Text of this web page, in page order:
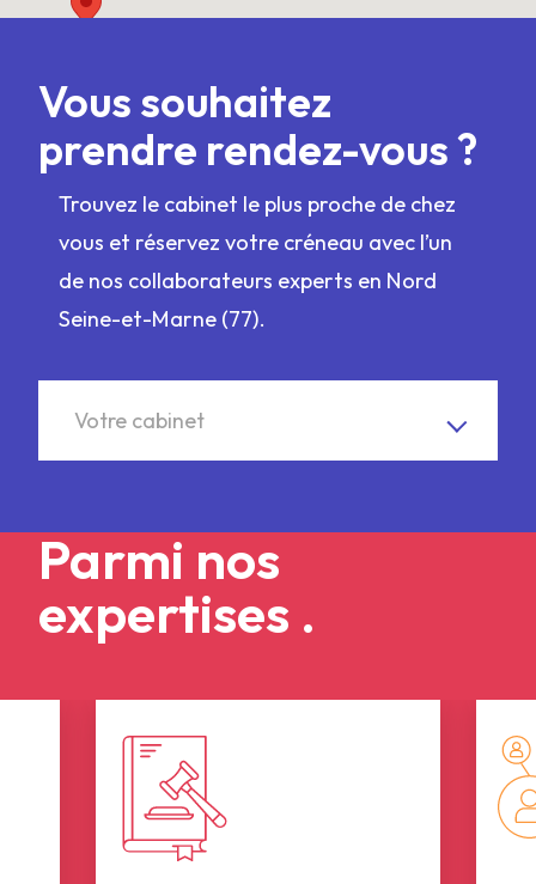
Vous souhaitez
prendre rendez-vous ?
Trouvez le cabinet le plus proche de chez
vous et réservez votre créneau avec l’un
de nos collaborateurs experts en Nord
Seine-et-Marne (77).
Votre cabinet
Parmi nos
expertises .